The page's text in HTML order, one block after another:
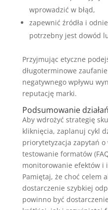
wprowadzić w błąd,
zapewnić źródła i
potrzebny jest dowód
Przyjmując etyczne
długoterminowe
negatywnego wpływu
reputację marki.
Podsumowanie
Aby wdrożyć strategię
kliknięcia, zaplanuj cykl
priorytetyzacja zapytań
testowanie formatów
monitorowanie efektów i
Pamiętaj, że choć celem
dostarczenie szybkiej
powinno być